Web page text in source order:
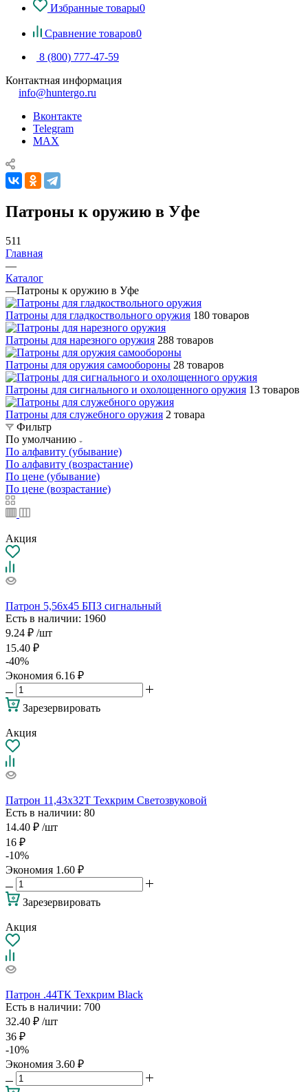
Избранные товары0
Сравнение товаров0
8 (800) 777-47-59
Контактная информация
info@huntergo.ru
Вконтакте
Telegram
MAX
Патроны к оружию в Уфе
511
Главная
—
Каталог
—Патроны к оружию в Уфе
Патроны для гладкоствольного оружия 180 товаров
Патроны для нарезного оружия 288 товаров
Патроны для оружия самообороны 28 товаров
Патроны для сигнального и охолощенного оружия 13 товаров
Патроны для служебного оружия 2 товара
Фильтр
По умолчанию
По алфавиту (убывание)
По алфавиту (возрастание)
По цене (убывание)
По цене (возрастание)
Акция
Патрон 5,56х45 БПЗ сигнальный
Есть в наличии: 1960
9.24 ₽ /шт
15.40 ₽
-40%
Экономия 6.16 ₽
Зарезервировать
Акция
Патрон 11,43х32Т Техкрим Светозвуковой
Есть в наличии: 80
14.40 ₽ /шт
16 ₽
-10%
Экономия 1.60 ₽
Зарезервировать
Акция
Патрон .44ТК Техкрим Black
Есть в наличии: 700
32.40 ₽ /шт
36 ₽
-10%
Экономия 3.60 ₽